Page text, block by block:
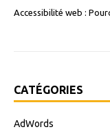
Accessibilité web :
CATÉGORIES
AdWords